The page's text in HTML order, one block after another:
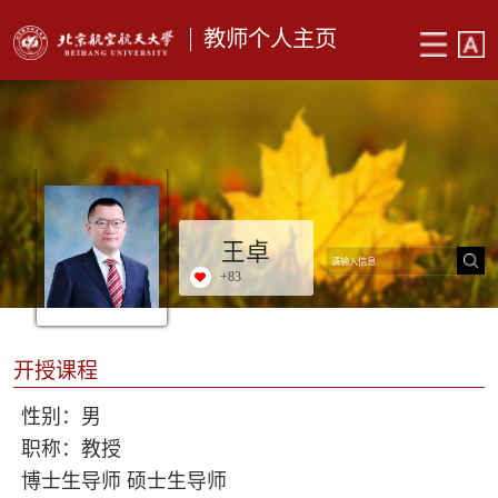
教师个人主页
王卓
+83
开授课程
性别：男
职称：教授
博士生导师 硕士生导师